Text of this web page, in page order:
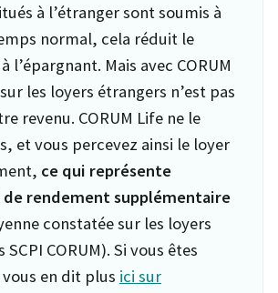
à l’étranger sont soumis à
normal, cela réduit le
l’épargnant. Mais avec CORUM
les loyers étrangers n’est pas
revenu. CORUM Life ne le
et vous percevez ainsi le loyer
ce qui représente
de rendement supplémentaire
constatée sur les loyers
CORUM). Si vous êtes
en dit plus ici sur